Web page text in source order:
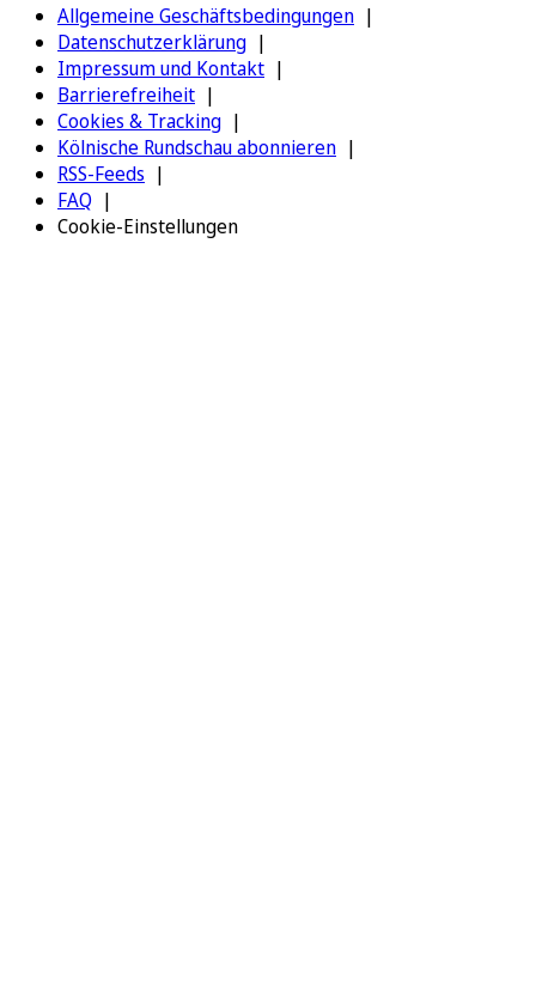
Allgemeine Geschäftsbedingungen
Datenschutzerklärung
Impressum und Kontakt
Barrierefreiheit
Cookies & Tracking
Kölnische Rundschau abonnieren
RSS-Feeds
FAQ
Cookie-Einstellungen